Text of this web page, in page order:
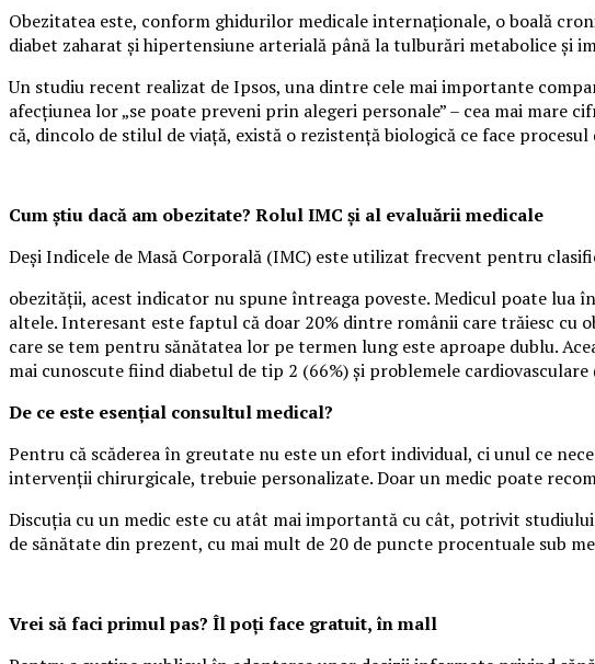
Obezitatea este, conform ghidurilor medicale internaționale, o boală
diabet zaharat și hipertensiune arterială până la tulburări metabolice și
Un studiu recent realizat de Ipsos, una dintre cele mai importante
afecțiunea lor „se poate preveni prin alegeri personale” – cea mai mare
că, dincolo de stilul de viață, există o rezistență biologică ce face
Cum știu dacă am obezitate? Rolul IMC și al evaluării medicale
Deși Indicele de Masă Corporală (IMC) este utilizat frecvent pentru
obezității, acest indicator nu spune întreaga poveste. Medicul poate
altele. Interesant este faptul că doar 20% dintre românii care trăiesc cu
care se tem pentru sănătatea lor pe termen lung este aproape dublu.
mai cunoscute fiind diabetul de tip 2 (66%) și problemele
De ce este esențial consultul medical?
Pentru că scăderea în greutate nu este un efort individual, ci unul ce
intervenții chirurgicale, trebuie personalizate. Doar un medic poate
Discuția cu un medic este cu atât mai importantă cu cât, potrivit
de sănătate din prezent, cu mai mult de 20 de puncte procentuale sub
Vrei să faci primul pas? Îl poți face gratuit, în mall